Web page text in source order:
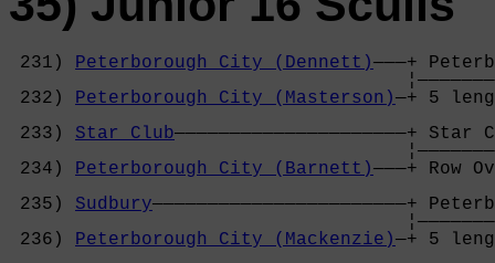
231) Peterborough City (Dennett)———+
232) Peterborough City (Masterson)—+ 5
233) Star Club
234) Peterborough City (Barnett)———+
235) Sudbury
236) Peterborough City (Mackenzie)—+ 5